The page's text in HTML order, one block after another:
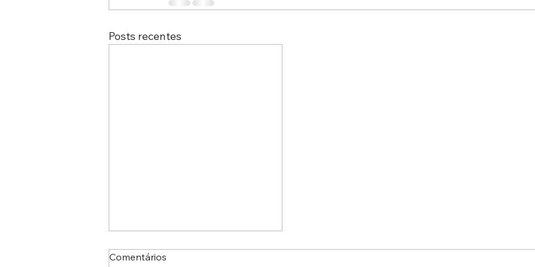
Posts recentes
Comentários